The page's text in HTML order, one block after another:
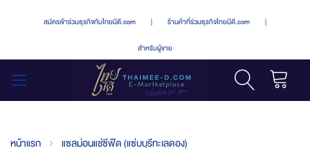
สมัครเข้าร่วมธุรกิจกับไทยมีดี.com | ร้านค้าที่ร่วมธุรกิจไทยมีดี.com |
สำหรับผู้ขาย
หน้าแรก แซลม่อนแช่ซีฟู๊ด (แซ่บบุรีทะเลดอง)